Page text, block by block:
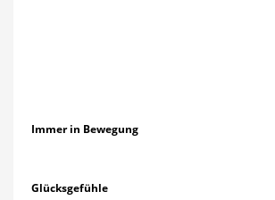
Immer in Bewegung
Glücksgefühle